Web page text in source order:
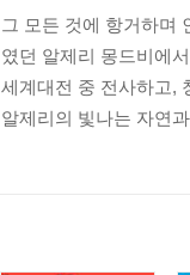
그 모든 것에 항거하며
였던 알제리 몽드비에
세계대전 중 전사하고,
알제리의 빛나는 자연